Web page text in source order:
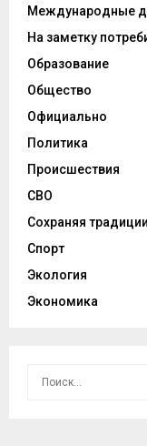
Международные
На заметку
Образование
Общество
Официально
Политика
Происшествия
СВО
Сохраняя традиции
Спорт
Экология
Экономика